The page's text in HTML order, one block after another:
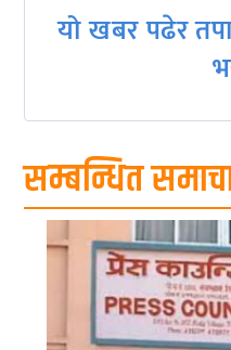
यो खबर पढेर
सम्बन्धित